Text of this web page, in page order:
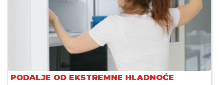
PODALJE OD EKSTREMNE HLADNOĆE